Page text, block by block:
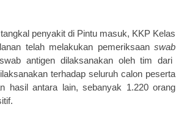
penyakit di Pintu masuk, KKP Kelas
telah melakukan pemeriksaanswab
swab antigen dilaksanakan oleh tim dari
terhadap seluruh calon peserta
hasil antara lain, sebanyak 1.220orang
.